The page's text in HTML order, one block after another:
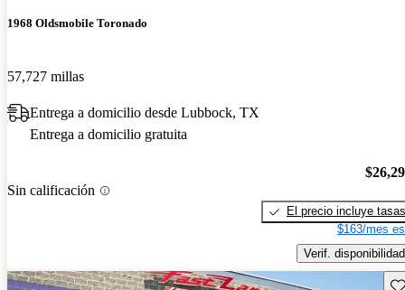
1968 Oldsmobile Toronado
57,727 millas
Entrega a domicilio desde Lubbock, TX
Entrega a domicilio gratuita
Sin calificación
El precio incluye tasas
$163/mes
Verif. disponibilidad